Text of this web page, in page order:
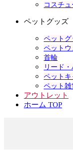
コスチ
ペットグッズ
ペット
ペットウ
首輪
リード
ペットキ
ペット
アウトレット
ホーム TOP